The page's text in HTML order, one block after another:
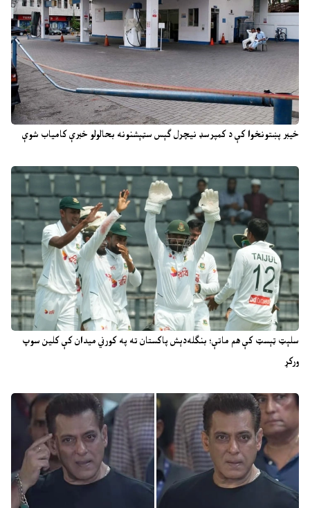
خیبر پښتونخوا کې د کمپرسډ نیچرل ګېس سټېشنونه بحالولو خبرې کامیاب شوې
سلېټ ټېسټ کې هم ماتې؛ بنګله‌دېش پاکستان ته په کورني میدان کې کلین سوپ
ورکړ